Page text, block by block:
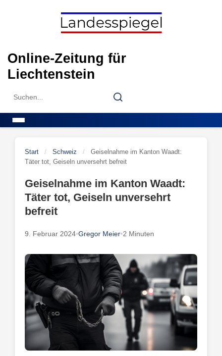
Online-Zeitung für
Liechtenstein
Search
Search
Start / Schweiz /
Geiselnahme im Kanton Waadt:
Täter tot, Geiseln unversehrt befreit
Geiselnahme im Kanton Waadt:
Täter tot, Geiseln unversehrt
befreit
9. Februar 2024•Gregor Meier•2 Minuten